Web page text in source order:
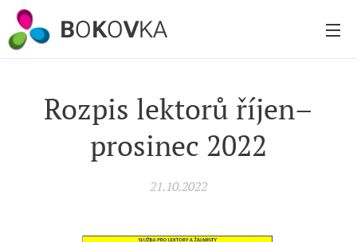
BOKOVKA
Rozpis lektorů říjen–
prosinec 2022
21.10.2022